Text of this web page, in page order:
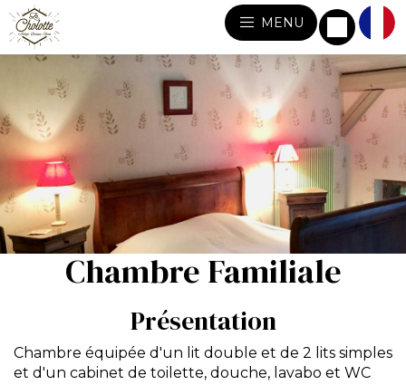
MENU
Chambre Familiale
Présentation
Chambre équipée d'un lit double et de 2 lits simples
et d'un cabinet de toilette, douche, lavabo et WC